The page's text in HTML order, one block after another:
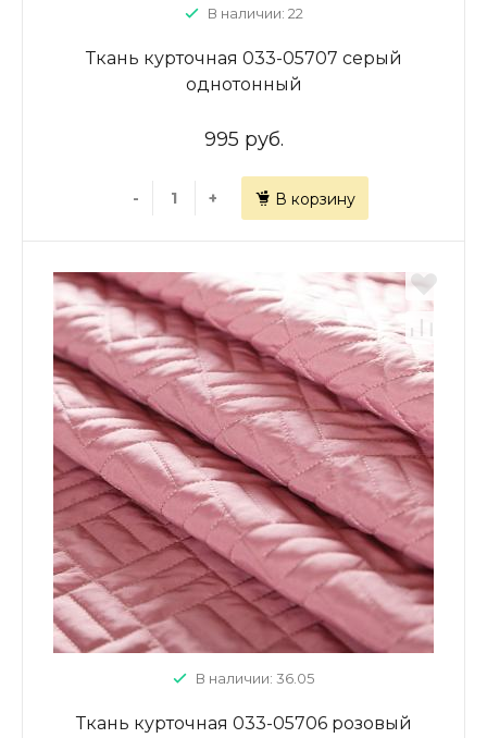
В наличии: 22
Ткань курточная 033-05707 серый
однотонный
995 руб.
- + В корзину
В наличии: 36.05
Ткань курточная 033-05706 розовый